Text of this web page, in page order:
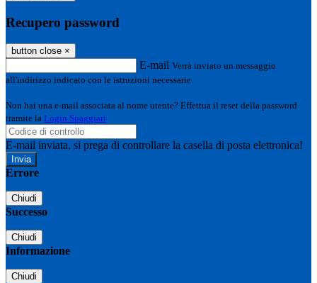
Recupero password
button close ×
E-mail Verrà inviato un messaggio
all'indirizzo indicato con le istruzioni necessarie.
Non hai una e-mail associata al nome utente? Effettua il reset della password
tramite la Login Spaggiari
E-mail inviata, si prega di controllare la casella di posta elettronica!
Errore
Chiudi
Successo
Chiudi
Informazione
Chiudi